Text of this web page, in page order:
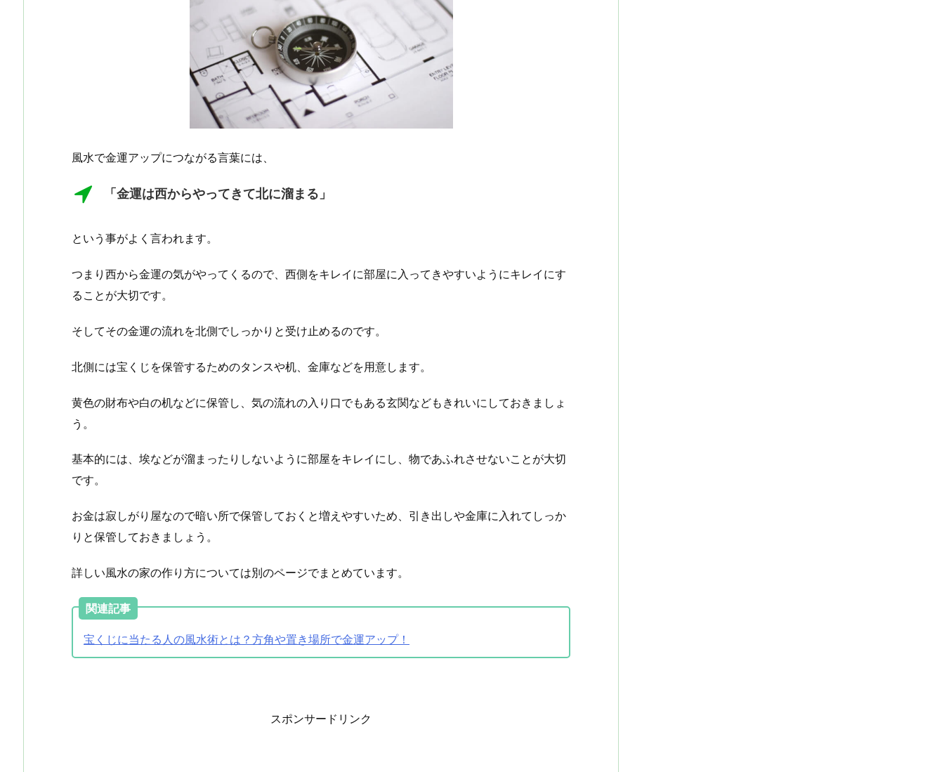
風水で金運アップにつながる言葉には、
「金運は西からやってきて北に溜まる」
という事がよく言われます。
つまり西から金運の気がやってくるので、西側をキレイに部屋に入ってきやすいようにキレイにす
ることが大切です。
そしてその金運の流れを北側でしっかりと受け止めるのです。
北側には宝くじを保管するためのタンスや机、金庫などを用意します。
黄色の財布や白の机などに保管し、気の流れの入り口でもある玄関などもきれいにしておきましょ
う。
基本的には、埃などが溜まったりしないように部屋をキレイにし、物であふれさせないことが大切
です。
お金は寂しがり屋なので暗い所で保管しておくと増えやすいため、引き出しや金庫に入れてしっか
りと保管しておきましょう。
詳しい風水の家の作り方については別のページでまとめています。
関連記事
宝くじに当たる人の風水術とは？方角や置き場所で金運アップ！
スポンサードリンク